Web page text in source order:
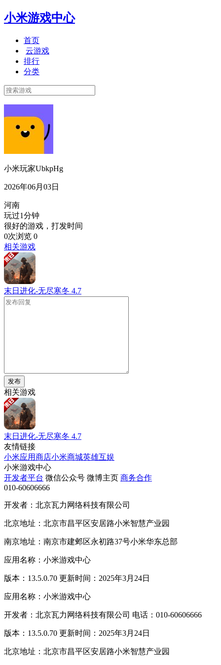
小米游戏中心
首页
云游戏
排行
分类
小米玩家UbkpHg
2026年06月03日
河南
玩过1分钟
很好的游戏，打发时间
0次浏览 0
相关游戏
末日进化-无尽寒冬 4.7
发布
相关游戏
末日进化-无尽寒冬 4.7
友情链接
小米应用商店小米商城英雄互娱
小米游戏中心
开发者平台 微信公众号 微博主页 商务合作
010-60606666
开发者：北京瓦力网络科技有限公司
北京地址：北京市昌平区安居路小米智慧产业园
南京地址：南京市建邺区永初路37号小米华东总部
应用名称：小米游戏中心
版本：13.5.0.70 更新时间：2025年3月24日
应用名称：小米游戏中心
开发者：北京瓦力网络科技有限公司 电话：010-60606666
版本：13.5.0.70 更新时间：2025年3月24日
北京地址：北京市昌平区安居路小米智慧产业园